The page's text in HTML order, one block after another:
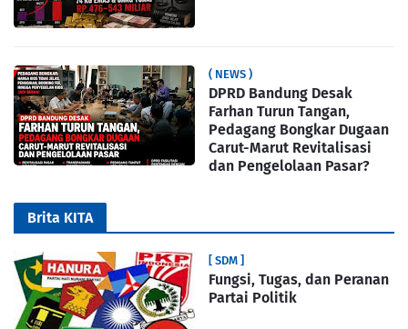
( NEWS )
DPRD Bandung Desak
Farhan Turun Tangan,
Pedagang Bongkar Dugaan
Carut-Marut Revitalisasi
dan Pengelolaan Pasar?
Brita KITA
[ SDM ]
Fungsi, Tugas, dan Peranan
Partai Politik